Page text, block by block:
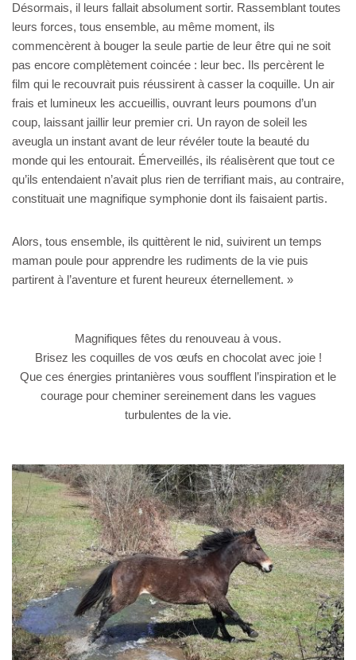
Désormais, il leurs fallait absolument sortir. Rassemblant toutes
leurs forces, tous ensemble, au même moment, ils
commencèrent à bouger la seule partie de leur être qui ne soit
pas encore complètement coincée : leur bec. Ils percèrent le
film qui le recouvrait puis réussirent à casser la coquille. Un air
frais et lumineux les accueillis, ouvrant leurs poumons d’un
coup, laissant jaillir leur premier cri. Un rayon de soleil les
aveugla un instant avant de leur révéler toute la beauté du
monde qui les entourait. Émerveillés, ils réalisèrent que tout ce
qu’ils entendaient n’avait plus rien de terrifiant mais, au contraire,
constituait une magnifique symphonie dont ils faisaient partis.
Alors, tous ensemble, ils quittèrent le nid, suivirent un temps
maman poule pour apprendre les rudiments de la vie puis
partirent à l’aventure et furent heureux éternellement. »
Magnifiques fêtes du renouveau à vous.
Brisez les coquilles de vos œufs en chocolat avec joie !
Que ces énergies printanières vous soufflent l’inspiration et le
courage pour cheminer sereinement dans les vagues
turbulentes de la vie.